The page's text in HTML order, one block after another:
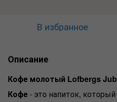
В избранное
Описание
Кофе молотый Lofbergs
Кофе- это напиток,